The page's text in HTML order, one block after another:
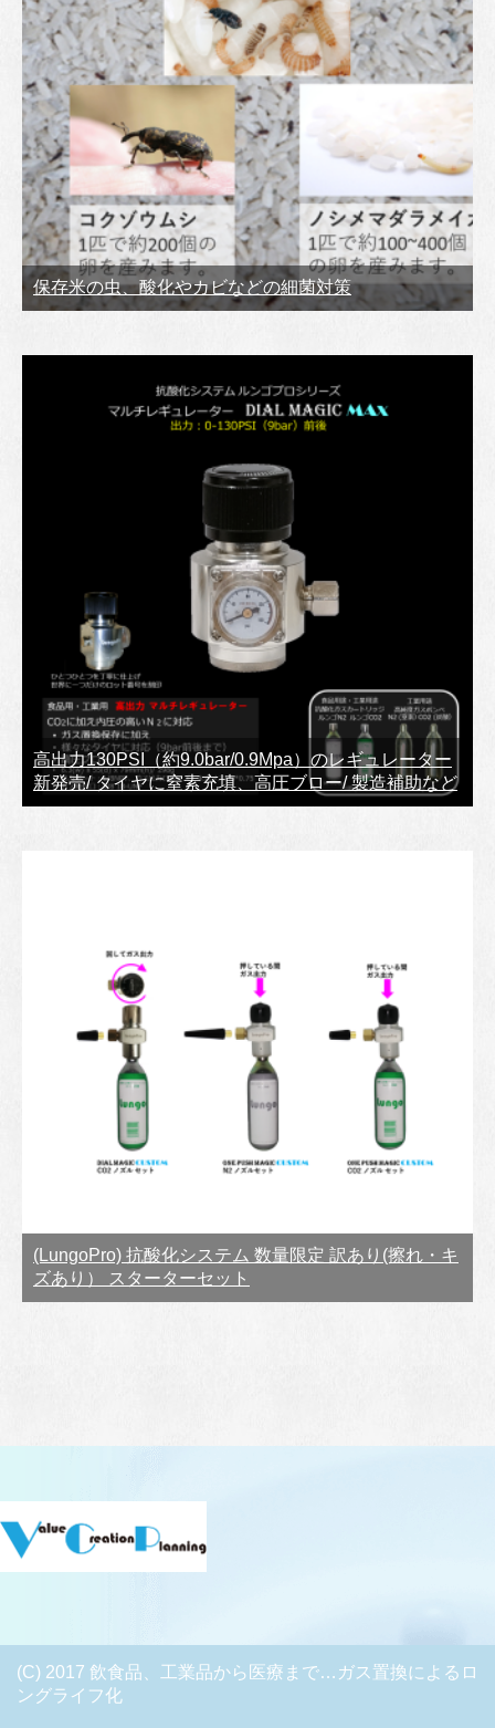
保存米の虫、酸化やカビなどの細菌対策
高出力130PSI（約9.0bar/0.9Mpa）のレギュレーター
新発売/ タイヤに窒素充填、高圧ブロー/ 製造補助など
(LungoPro) 抗酸化システム 数量限定 訳あり(擦れ・キ
ズあり） スターターセット
(C) 2017 飲食品、工業品から医療まで…ガス置換によるロ
ングライフ化